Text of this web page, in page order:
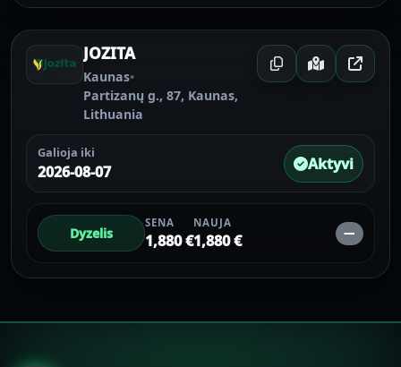
JOZITA
Kaunas•
Partizanų g., 87, Kaunas,
Lithuania
Galioja iki
2026-08-07 Aktyvi
Dyzelis
SENA
1,880 €
NAUJA
1,880 € —